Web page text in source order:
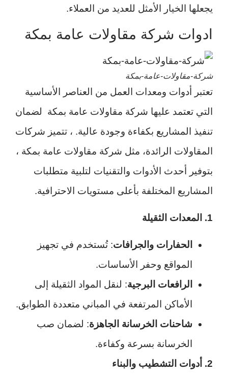
يجعلها الخيار الأمثل للعديد من العملاء.
ادوات شركة مقاولات عامة بمكة
شركة-مقاولات-عامة-بمكة
تعتبر أدوات ومعدات العمل من العناصر الأساسية
التي تعتمد عليها شركة مقاولات عامة بمكة لضمان
تنفيذ المشاريع بكفاءة وجودة عالية. ، تتميز شركات
المقاولات الرائدة، مثل شركة مقاولات عامة بمكة ،
بتوفير أحدث الأدوات والتقنيات لتلبية متطلبات
المشاريع المختلفة بأعلى مستويات الاحترافية.
1. المعدات الثقيلة
الحفارات والجرافات: تُستخدم في تجهيز
المواقع وحفر الأساسات.
الرافعات البرجية: لنقل المواد الثقيلة إلى
الأماكن المرتفعة في المباني متعددة الطوابق.
شاحنات الخرسانة الجاهزة: لضمان صب
الخرسانة بسرعة وكفاءة.
2. أدوات التشطيب والبناء